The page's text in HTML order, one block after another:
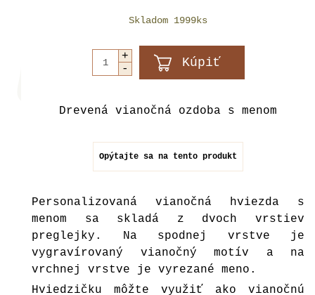
Skladom 1999ks
Drevená vianočná ozdoba s menom
Opýtajte sa na tento produkt
Personalizovaná vianočná hviezda s
menom sa skladá z dvoch vrstiev
preglejky. Na spodnej vrstve je
vygravírovaný vianočný motív a na
vrchnej vrstve je vyrezané meno.
Hviedzičku môžte využiť ako vianočnú